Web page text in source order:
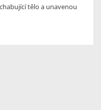
tělo a unavenou